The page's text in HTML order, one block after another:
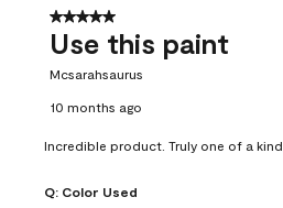
5 out of 5 stars.
Use this paint
Mcsarahsaurus
10 months ago
Incredible product. Truly one of a kind.
Q: Color Used